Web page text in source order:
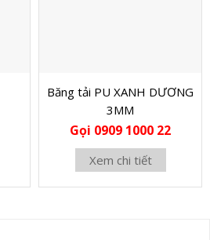
Băng tải PU XANH DƯƠNG
3MM
Gọi 0909 1000 22
Xem chi tiết